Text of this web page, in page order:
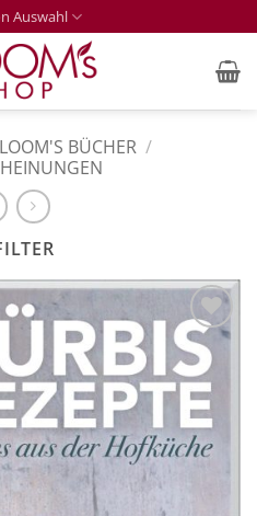
Auswahl
BÜCHER /
Zur
Merkliste
hinzufügen